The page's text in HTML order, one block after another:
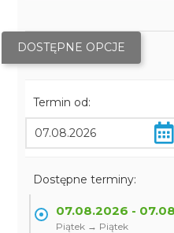
DOSTĘPNE OPCJE
Termin od:
Dostępne terminy:
07.08.2026 -
Piątek → Piątek